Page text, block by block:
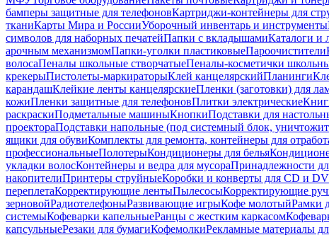
бамперы защитные для телефоновКартриджи-контейнеры для
тканиКарты Мира и РоссииУборочный инвентарь и инструменты
символов для наборных печатейПапки с вкладышамиКаталоги и
арочным механизмомПапки-уголки пластиковыеПароочистители
волосаПеналы школьные створчатыеПеналы-косметички
крекерыПистолеты-маркираторыКлей канцелярскийПланинги
карандашКлейкие ленты канцелярскиеПленки (заготовки) для
кожиПленки защитные для телефоновПлитки электрические
раскраскиПодметальные машиныКнопкиПодставки для
проектораПодставки напольные (под системный блок,
ящики для обувиКомплекты для ремонта, контейнеры для
профессиональныеПолотерыКондиционеры для белья
укладки волосКонтейнеры и ведра для мусораПринадлежности
накопителиПринтеры струйныеКоробки и конверты для CD и
переплетаКорректирующие лентыПылесосыКорректирующие
зерновойРадиотелефоныРазвивающие игрыКофе молотыйРамки
системыКофеварки капельныеРанцы с жестким каркасом
капсульныеРезаки для бумагиКофемолкиРекламные материалы